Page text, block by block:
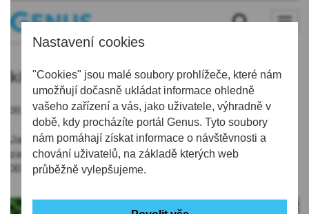
Nastavení cookies
"Cookies" jsou malé soubory prohlížeče, které nám
umožňují dočasně ukládat informace ohledně
vašeho zařízení a vás, jako uživatele, výhradně v
době, kdy procházíte portál Genus. Tyto soubory
nám pomáhají získat informace o návštěvnosti a
chování uživatelů, na základě kterých web
průběžně vylepšujeme.
kittl
30.03.2021 | 19:41
Jablonecký výrobce nápojů značky Kitl testuje své
zaměstnance na koronavirus už od října. Podnik zaměstnává
30 stálých pracovníků a 15 brigádníků.